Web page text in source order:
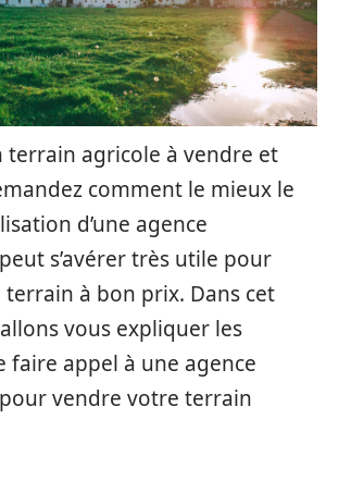
terrain agricole à vendre et
comment le mieux le
d’une agence
s’avérer très utile pour
à bon prix. Dans cet
vous expliquer les
faire appel à une agence
vendre votre terrain